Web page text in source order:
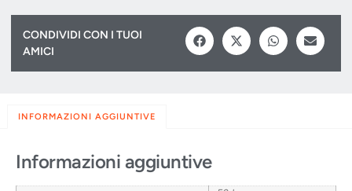
CONDIVIDI CON I TUOI
AMICI
INFORMAZIONI AGGIUNTIVE
Informazioni aggiuntive